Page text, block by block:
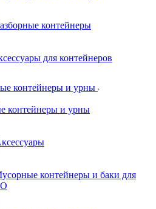
контейнеры
для контейнеров
контейнеры и урны
контейнеры и урны
контейнеры и баки для